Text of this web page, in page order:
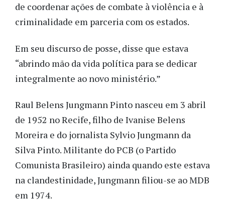
de coordenar ações de combate à violência e à
criminalidade em parceria com os estados.
Em seu discurso de posse, disse que estava
“abrindo mão da vida política para se dedicar
integralmente ao novo ministério.”
Raul Belens Jungmann Pinto nasceu em 3 abril
de 1952 no Recife, filho de Ivanise Belens
Moreira e do jornalista Sylvio Jungmann da
Silva Pinto. Militante do PCB (o Partido
Comunista Brasileiro) ainda quando este estava
na clandestinidade, Jungmann filiou-se ao MDB
em 1974.